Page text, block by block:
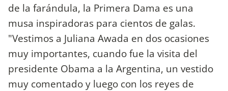
de la farándula, la Primera Dama es una
musa inspiradoras para cientos de galas.
"Vestimos a Juliana Awada en dos ocasiones
muy importantes, cuando fue la visita del
presidente Obama a la Argentina, un vestido
muy comentado y luego con los reyes de